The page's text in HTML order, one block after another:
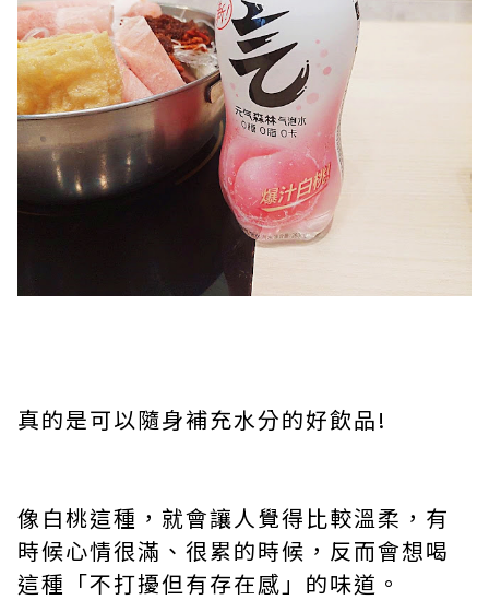
真的是可以隨身補充水分的好飲品!
像白桃這種，就會讓人覺得比較溫柔，有
時候心情很滿、很累的時候，反而會想喝
這種「不打擾但有存在感」的味道。